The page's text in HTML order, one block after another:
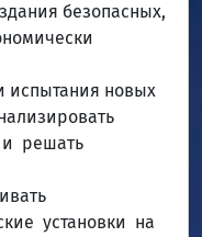
безопасных,
испытания новых
и решать
установки на